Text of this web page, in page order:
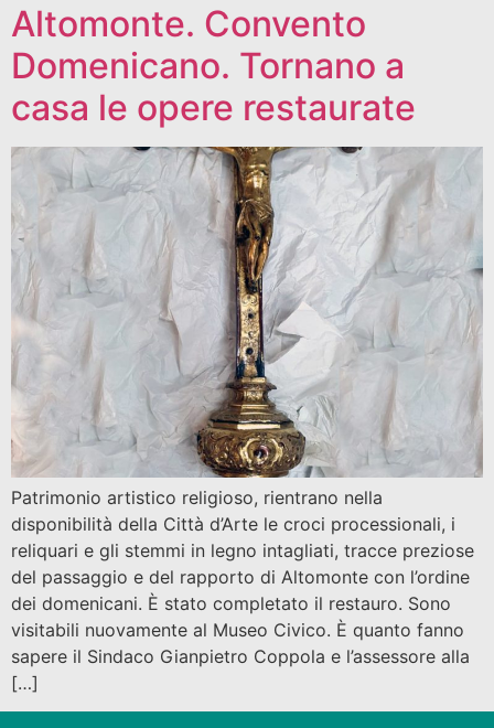
Altomonte. Convento
Domenicano. Tornano a
casa le opere restaurate
Patrimonio artistico religioso, rientrano nella
disponibilità della Città d’Arte le croci processionali, i
reliquari e gli stemmi in legno intagliati, tracce preziose
del passaggio e del rapporto di Altomonte con l’ordine
dei domenicani. È stato completato il restauro. Sono
visitabili nuovamente al Museo Civico. È quanto fanno
sapere il Sindaco Gianpietro Coppola e l’assessore alla
[…]